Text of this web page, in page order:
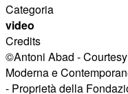
Categoria
video
Credits
©Antoni Abad -
Moderna e
- Proprietà della